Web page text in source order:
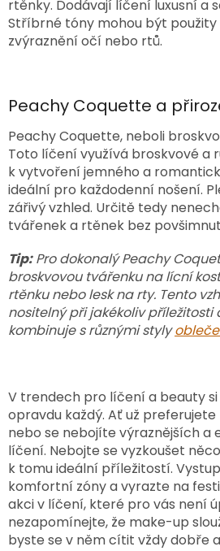
rtěnky. Dodávají líčení luxusní a
Stříbrné tóny mohou být použity
zvýraznění očí nebo rtů.
Peachy Coquette a
Peachy Coquette, neboli
Toto líčení využívá broskvové a
k vytvoření jemného a
ideální pro každodenní nošení.
zářivý vzhled. Určitě tedy
tvářenek a rtěnek bez
Tip:Pro dokonalý Peachy
broskvovou tvářenku na lícní
rtěnku nebo lesk na rty. Tento
nositelný při jakékoliv příležitosti
kombinuje s různými styly
V trendech pro líčení a beauty
opravdu každý. Ať už
nebo se nebojíte výraznějších a
líčení. Nebojte se vyzkoušet
k tomu ideální příležitostí.
komfortní zóny a vyrazte na
akci v líčení, které pro vás není
nezapomínejte, že make-up
byste se v něm cítit vždy dobře